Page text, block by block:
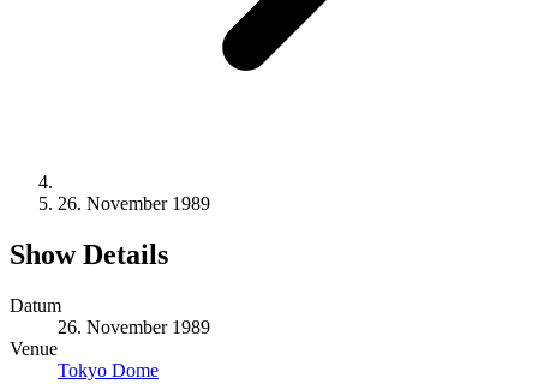
26. November 1989
Show Details
Datum
26. November 1989
Venue
Tokyo Dome